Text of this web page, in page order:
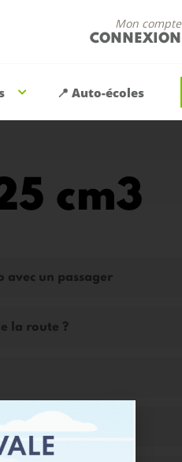
Mon compte
CONNEXION
📍 Auto-écoles
cm3
avec un passager
la route ?
?